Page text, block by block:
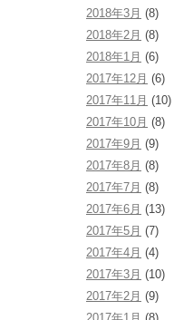
2018年3月 (8)
2018年2月 (8)
2018年1月 (6)
2017年12月 (6)
2017年11月 (10)
2017年10月 (8)
2017年9月 (9)
2017年8月 (8)
2017年7月 (8)
2017年6月 (13)
2017年5月 (7)
2017年4月 (4)
2017年3月 (10)
2017年2月 (9)